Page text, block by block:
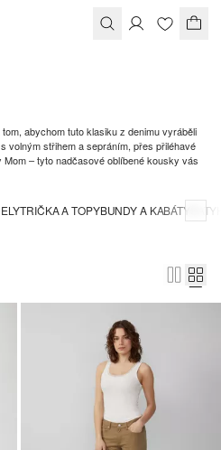
abychom tuto klasiku z denimu vyráběli
volným střihem a sepráním, přes přiléhavé
– tyto nadčasové oblíbené kousky vás
TRIČKA A TOPYBUNDY A KABÁTY ŠATY